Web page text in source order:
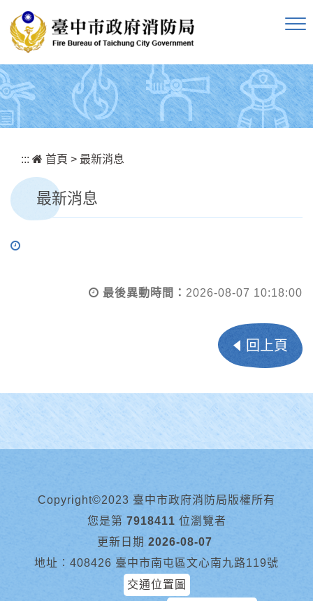
::: 首頁 > 最新消息
最新消息
最後異動時間： 2026-08-07 10:18:00
回上頁
Copyright©2023 臺中市政府消防局版權所有
您是第 7918411 位瀏覽者
更新日期 2026-08-07
地址︰408426 臺中市南屯區文心南九路119號
交通位置圖